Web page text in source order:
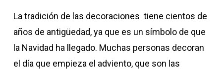
La tradición de las decoraciones tiene cientos de
años de antigüedad, ya que es un símbolo de que
la Navidad ha llegado. Muchas personas decoran
el día que empieza el adviento, que son las